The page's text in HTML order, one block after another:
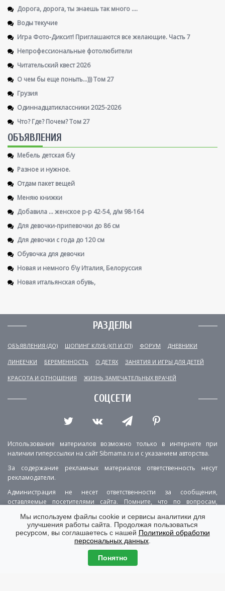
Дорога, дорога, ты знаешь так много ....
Воды текучие
Игра Фото-Диксит! Приглашаются все желающие. Часть 7
Непрофессиональные фотолюбители
Читательский квест 2026
О чем бы еще поныть...))) Том 27
Грузия
Одиннадцатиклассники 2025-2026
Что? Где? Почем? Том 27
ОБЪЯВЛЕНИЯ
Мебель детская б/у
Разное и нужное.
Отдам пакет вещей
Меняю книжки
Добавила ... женское р-р 42-54, д/м 98-164
Для девочки-припевочки до 86 см
Для девочки с года до 120 см
Обувочка для девочки
Новая и немного б\у Италия, Белоруссия
Новая итальянская обувь,
РАЗДЕЛЫ
ОБЪЯВЛЕНИЯ (ДО) ШОПИНГ КЛУБ (КП И СП) ФОРУМ ДНЕВНИКИ
ЛИНЕЕЧКИ БЕРЕМЕННОСТЬ О ДЕТЯХ ЗАНЯТИЯ И ИГРЫ ДЛЯ ДЕТЕЙ
КРАСОТА И ОТНОШЕНИЯ ЖИЗНЬ ЗАМЕЧАТЕЛЬНЫХ ВРАЧЕЙ
СОЦСЕТИ
Использование материалов возможно только в интернете при
наличии гиперссылки на сайт Sibmama.ru и с указанием авторства.
За содержание рекламных материалов ответственность несут
рекламодатели.
Администрация не несет ответственности за сообщения,
оставляемые посетителями сайта. Помните, что по вопросам,
РЕКЛАМА О ПРОЕКТЕ
КОНТАКТЫ
ПОЛИТИКА КОНФИДЕНЦИАЛЬНОСТИ
ВЕРСИЯ ДЛЯ КОМПЬЮТЕРА
Мы используем файлы cookie и сервисы аналитики для
улучшения работы сайта. Продолжая пользоваться
ресурсом, вы соглашаетесь с нашей Политикой обработки
персональных данных
Понятно